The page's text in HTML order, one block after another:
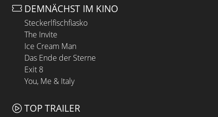
DEMNÄCHST IM KINO
Steckerlfischfiasko
The Invite
Ice Cream Man
Das Ende der Sterne
Exit 8
You, Me & Italy
TOP TRAILER